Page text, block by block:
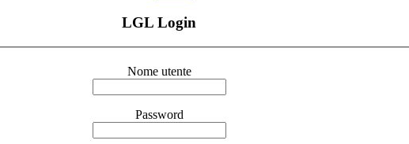
LGL Login
Nome utente
Password